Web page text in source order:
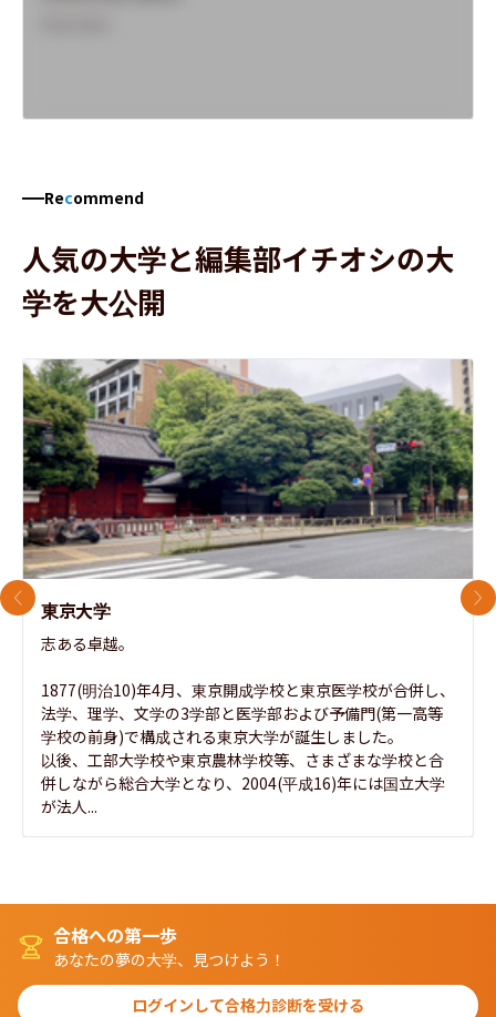
Recommend
人気の大学と編集部イチオシの大
学を大公開
東京大学
志ある卓越。
1877(明治10)年4月、東京開成学校と東京医学校が合併し、
法学、理学、文学の3学部と医学部および予備門(第一高等
学校の前身)で構成される東京大学が誕生しました。
以後、工部大学校や東京農林学校等、さまざまな学校と合
併しながら総合大学となり、2004(平成16)年には国立大学
が法人...
前のスライド 次
合格への第一歩
あなたの夢の大学、見つけよう！
ログインして合格力診断を受ける